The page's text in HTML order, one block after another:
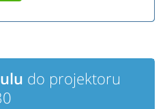
do projektoru